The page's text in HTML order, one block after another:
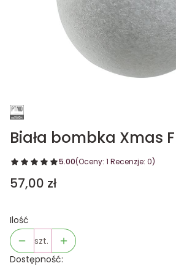
Biała bombka Xmas
5.00(Oceny: 1 Recenzje: 0)
Cena
57,00 zł
Ilość
szt.
Dostępność: